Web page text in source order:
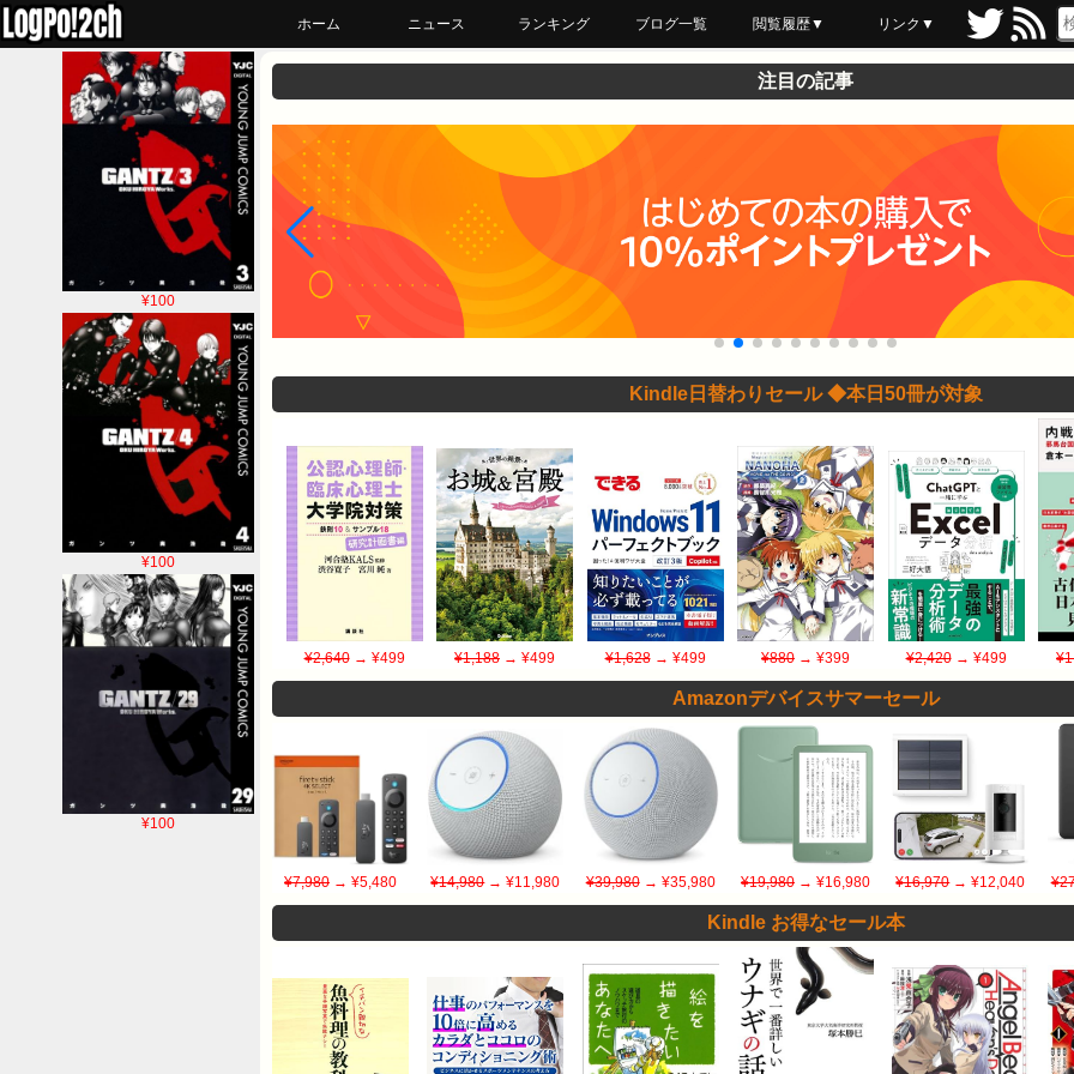
ホーム ニュース ランキング ブログ一覧 閲覧履歴▼
最近読んだ
あとで読む
ブックマーク
リンク▼
¥100
¥100
¥100
注目の記事
Kindle日替わりセール ◆本日50冊が対象
¥2,640→ ¥499 ¥1,188 → ¥499 ¥1,628→ ¥499 ¥880 → ¥399 ¥2,420→ ¥499
Amazonデバイスサマーセール
¥7,980 → ¥5,480 ¥14,980→ ¥11,980 ¥39,980→ ¥35,980 ¥19,980→ ¥16,980 ¥16,970→ ¥12,040
Kindle お得なセール本